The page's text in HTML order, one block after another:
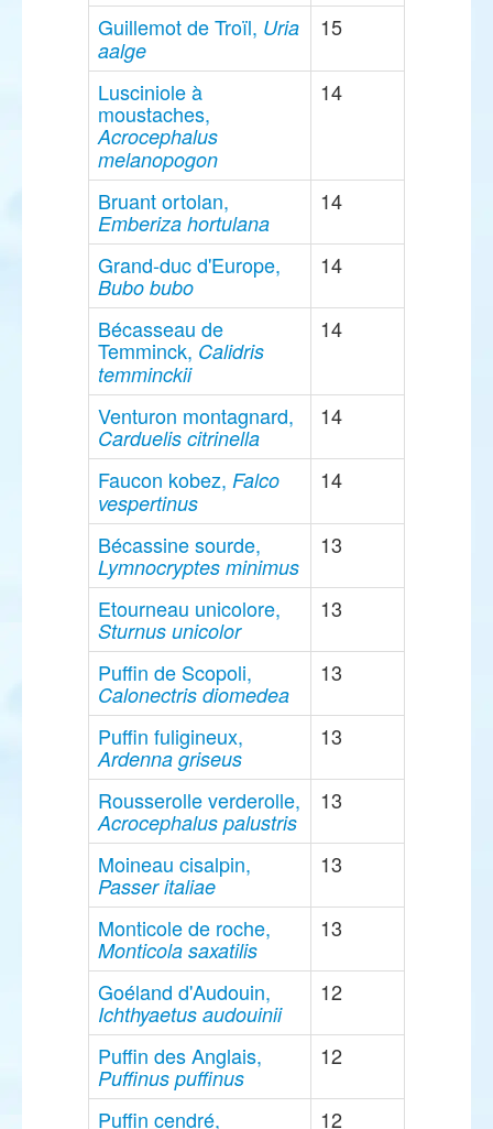
Guillemot de Troïl, Uria
aalge
15
Lusciniole à
moustaches,
Acrocephalus
melanopogon
14
Bruant ortolan,
Emberiza hortulana
14
Grand-duc d'Europe,
Bubo bubo
14
Bécasseau de
Temminck, Calidris
temminckii
14
Venturon montagnard,
Carduelis citrinella
14
Faucon kobez, Falco
vespertinus
14
Bécassine sourde,
Lymnocryptes minimus
13
Etourneau unicolore,
Sturnus unicolor
13
Puffin de Scopoli,
Calonectris diomedea
13
Puffin fuligineux,
Ardenna griseus
13
Rousserolle verderolle,
Acrocephalus palustris
13
Moineau cisalpin,
Passer italiae
13
Monticole de roche,
Monticola saxatilis
13
Goéland d'Audouin,
Ichthyaetus audouinii
12
Puffin des Anglais,
Puffinus puffinus
12
Puffin cendré, 12